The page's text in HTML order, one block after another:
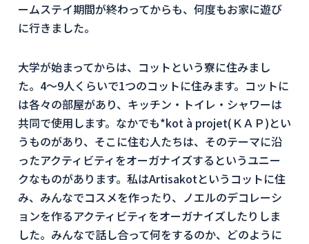
ームステイ期間が終わってからも、何度もお家に遊び
に行きました。
大学が始まってからは、コットという寮に住みまし
た。4～9人くらいで1つのコットに住みます。コットに
は各々の部屋があり、キッチン・トイレ・シャワーは
共同で使用します。なかでも*kot à projet(ＫＡＰ)とい
うものがあり、そこに住む人たちは、そのテーマに沿
ったアクティビティをオーガナイズするというユニー
クなものがあります。私はArtisakotというコットに住
み、みんなでコスメを作ったり、ノエルのデコレーシ
ョンを作るアクティビティをオーガナイズしたりしま
した。みんなで話し合って何をするのか、どのように